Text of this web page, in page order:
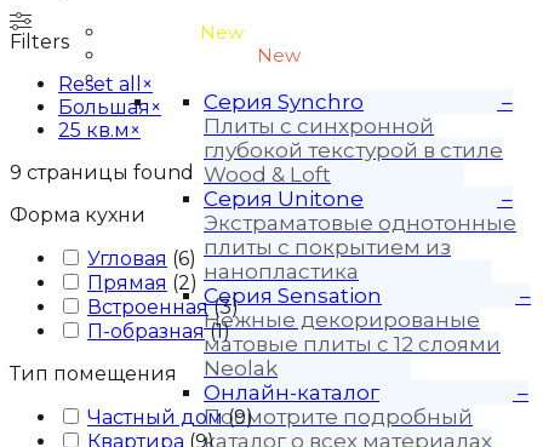
New
New
Материалы
Серия Synchro
–
Плиты с синхронной
глубокой текстурой в стиле
Wood & Loft
Серия Unitone
–
Экстраматовые однотонные
плиты с покрытием из
нанопластика
Серия Sensation
–
Нежные декорированые
матовые плиты с 12 слоями
Neolak
Онлайн-каталог
–
Посмотрите подробный
каталог о всех материалах
Filters
Reset all
×
Большая ×
25 кв.м ×
9 страницы found
Форма кухни
Угловая (6)
Прямая (2)
Встроенная (3)
П-образная (1)
Тип помещения
Частный дом (9)
Квартира (9)